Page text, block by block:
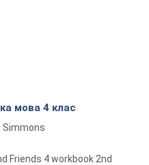
мова 4 клас
Simmons
Friends 4 workbook 2nd